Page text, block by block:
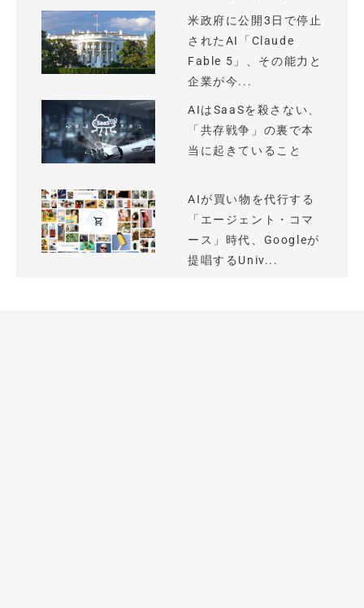
米政府に公開3日で停止
されたAI「Claude
Fable 5」、その能力と
企業が今...
AIはSaaSを殺さない、
「共存戦争」の裏で本
当に起きていること
AIが買い物を代行する
「エージェント・コマ
ース」時代、Googleが
提唱するUniv...